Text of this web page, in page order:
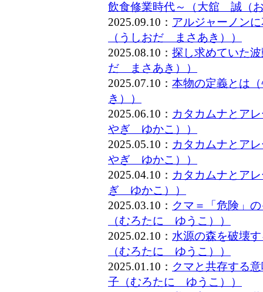
飲食修業時代～（大舘 誠（
2025.09.10： アルジャーノン
（うしおだ まさあき））
2025.08.10： 探し求めていた
だ まさあき））
2025.07.10： 本物の定義とは
き））
2025.06.10： カタカムナとア
やぎ ゆかこ））
2025.05.10： カタカムナとア
やぎ ゆかこ））
2025.04.10： カタカムナとア
ぎ ゆかこ））
2025.03.10： クマ＝「危険」
（むろたに ゆうこ））
2025.02.10： 水源の森を破壊
（むろたに ゆうこ））
2025.01.10： クマと共存する
子（むろたに ゆうこ））